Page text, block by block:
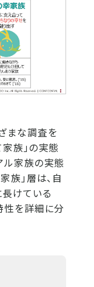
まな調査を
家族」の実態
ル家族の実態
族」層は、自
けている
性を詳細に分